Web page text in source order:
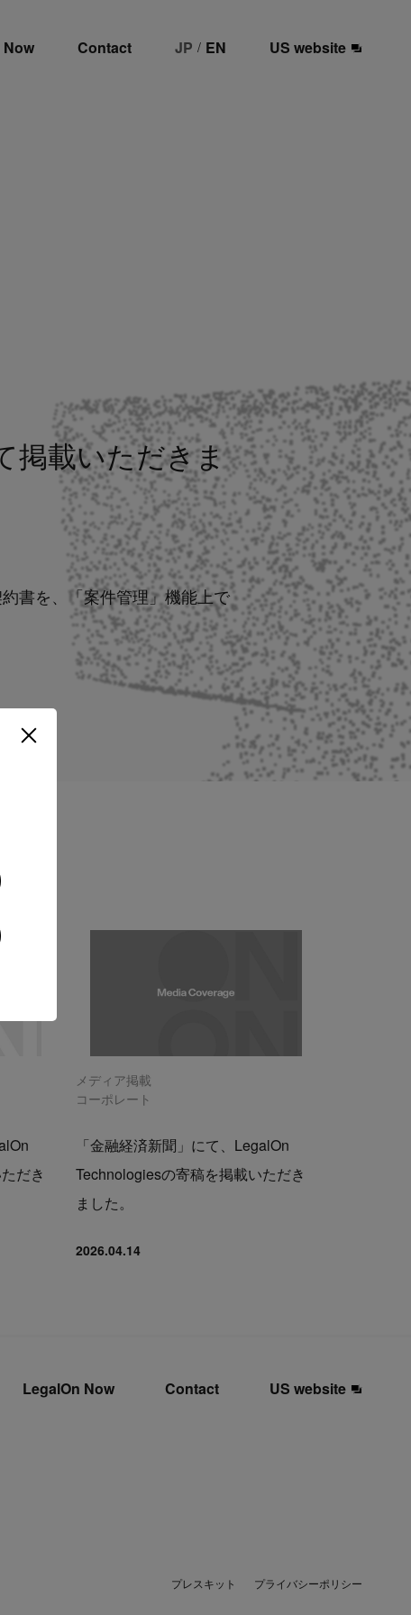
Now Contact JP / EN US website
掲載いただきま
書を、「案件管理」機能上で
だき
メディア掲載
コーポレート
「金融経済新聞」にて、LegalOn
Technologiesの寄稿を掲載いただき
ました。
2026.04.14
LegalOn Now Contact US website
プレスキット プライバシーポリシー